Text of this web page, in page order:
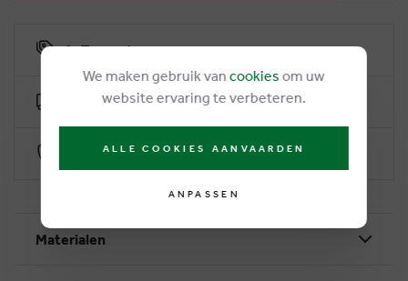
6% Treuerabatt
Kostenlose Lieferung ab €50
Sichere Zahlung durch Worldline
Materialen
We maken gebruik van cookies om uw
website ervaring te verbeteren.
ALLE COOKIES AANVAARDEN
ANPASSEN